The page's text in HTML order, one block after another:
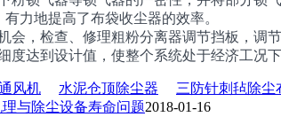
有力地提高了布袋收尘器的效率。
，检查、修理粗粉分离器调节挡板，调节
度达到设计值，使整个系统处于经济工况
风机 水泥仓顶除尘器 三防针刺毡除尘
与除尘设备寿命问题2018-01-16